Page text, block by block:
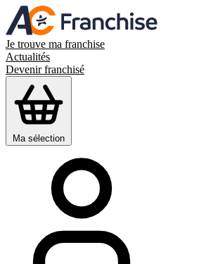
Je trouve ma franchise
Actualités
Devenir franchisé
Ma sélection